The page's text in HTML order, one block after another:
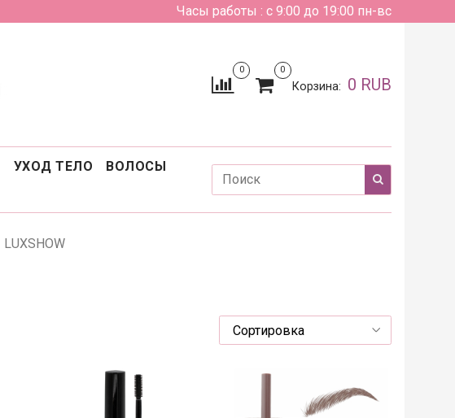
Часы работы : с 9:00 до 19:00 пн-вс
0 0
Корзина: 0 RUB
УХОД ТЕЛО
ВОЛОСЫ
LUXSHOW